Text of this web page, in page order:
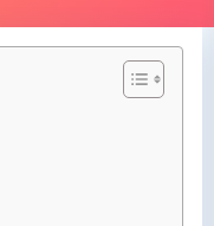
الشبوك